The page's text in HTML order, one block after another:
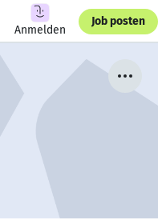
Anmelden
Job posten